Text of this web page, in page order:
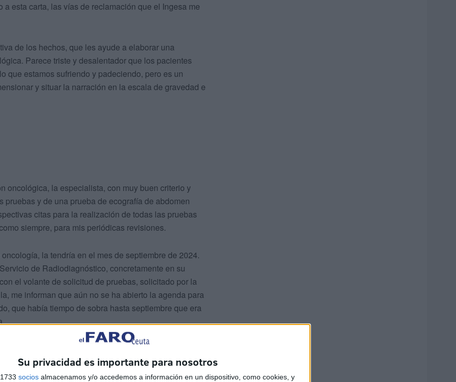
Su privacidad es importante para nosotros
socios almacenamos y/o accedemos a información en un dispositivo, como cookies, y
esta carta, las vías de reclamación que el Ingesa me
de los hechos, que les ayude a elaborar una
Parece triste y desalentador que los pacientes
que estamos sufriendo y padeciendo, pero es un
y situar la narración en la escala de gravedad e
oncológica, la especialista, con muy buen criterio y
y de una prueba de ecografía de abdomen
citas para la realización de todas las pruebas
siempre, para mis periódicas revisiones.
la tendría en el mes de septiembre de 2024.
de Radiodiagnóstico, concretamente en su
el volante de solicitud de pruebas, solicitado por la
me informan que aún no se ha abierto la agenda para
que había tiempo de sobra hasta septiembre que era
5 meses) acudí habitualmente a concertar la
de radiodiagnóstico y obtenía la misma respuesta
Iban pasando los meses, se acercaba mi